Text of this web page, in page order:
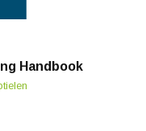
Handbook